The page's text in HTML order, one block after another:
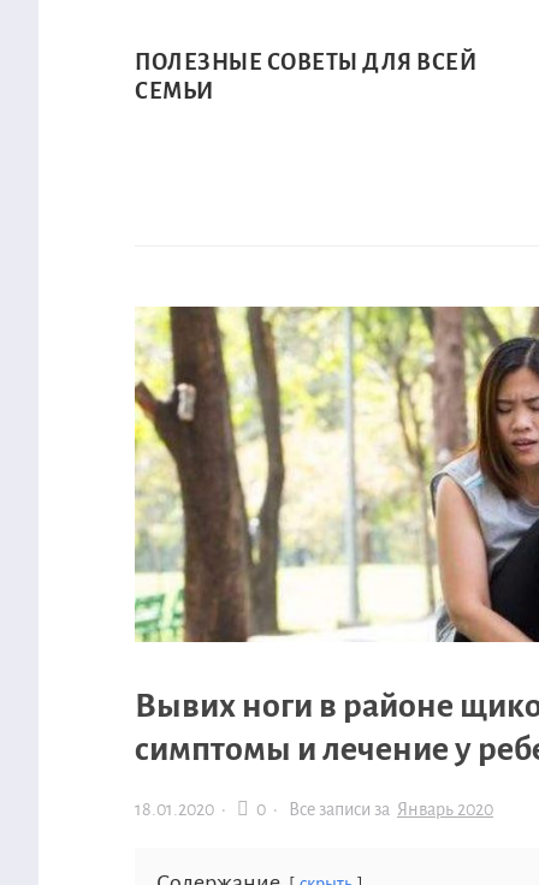
ПОЛЕЗНЫЕ СОВЕТЫ ДЛЯ ВСЕЙ
СЕМЬИ
Вывих ноги в районе
симптомы и лечение у
18.01.2020 · 0 · Все записи за Январь 2020